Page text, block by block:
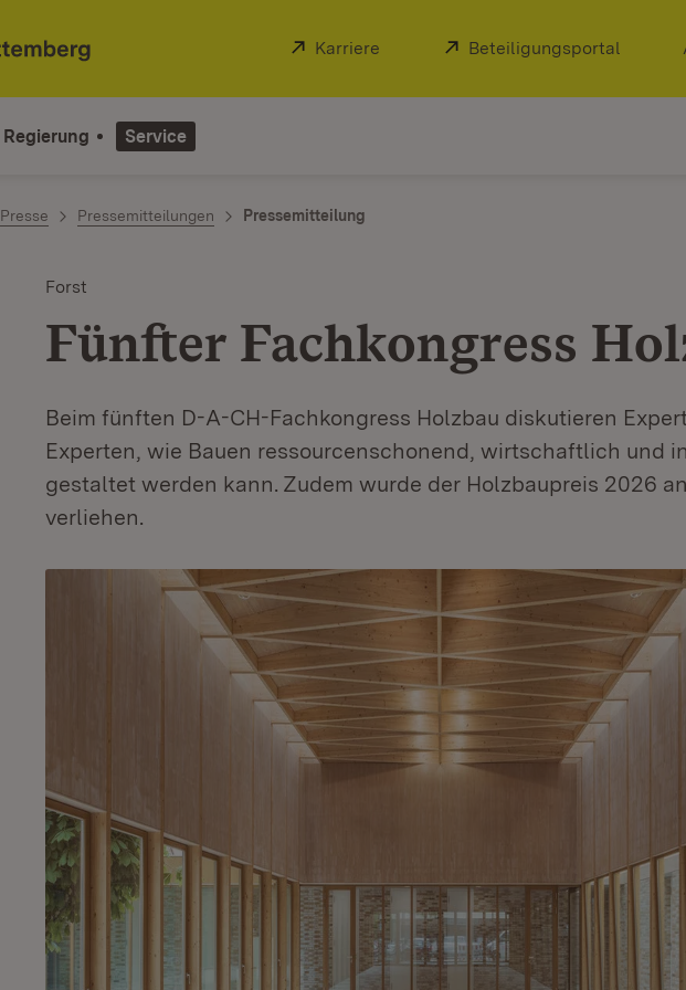
Extern:
Karriere (Öffnet in neuem Fenster)
Extern:
Beteiligungsportal
Regierung Service
Presse Pressemitteilungen Pressemitteilung
Forst
Fünfter Fachkongress
Beim fünften D-A-CH-Fachkongress Holzbau diskutieren
Experten, wie Bauen ressourcenschonend, wirtschaftlich und
gestaltet werden kann. Zudem wurde der Holzbaupreis 2026
verliehen.